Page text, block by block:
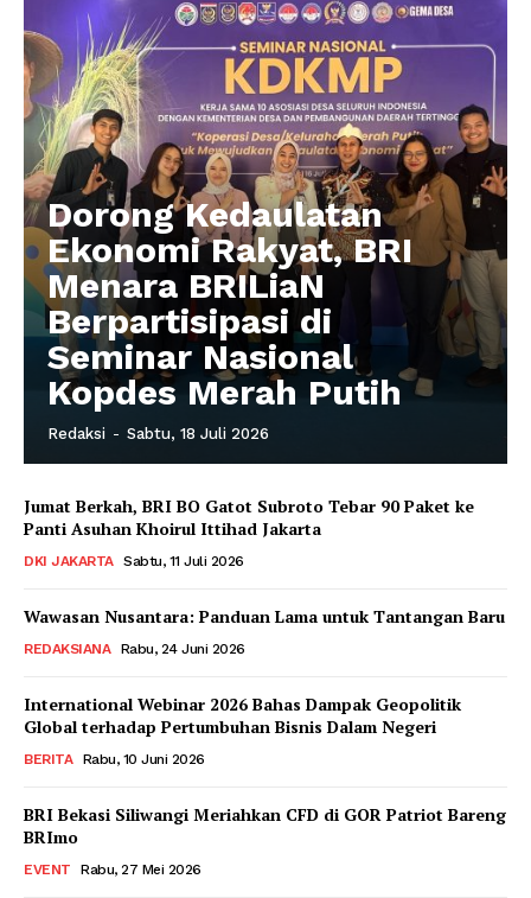
Dorong Kedaulatan
Ekonomi Rakyat, BRI
Menara BRILiaN
Berpartisipasi di
Seminar Nasional
Kopdes Merah Putih
Redaksi - Sabtu, 18 Juli 2026
Jumat Berkah, BRI BO Gatot Subroto Tebar 90 Paket ke
Panti Asuhan Khoirul Ittihad Jakarta
DKI JAKARTA Sabtu, 11 Juli 2026
Wawasan Nusantara: Panduan Lama untuk Tantangan Baru
REDAKSIANA Rabu, 24 Juni 2026
International Webinar 2026 Bahas Dampak Geopolitik
Global terhadap Pertumbuhan Bisnis Dalam Negeri
BERITA Rabu, 10 Juni 2026
BRI Bekasi Siliwangi Meriahkan CFD di GOR Patriot Bareng
BRImo
EVENT Rabu, 27 Mei 2026